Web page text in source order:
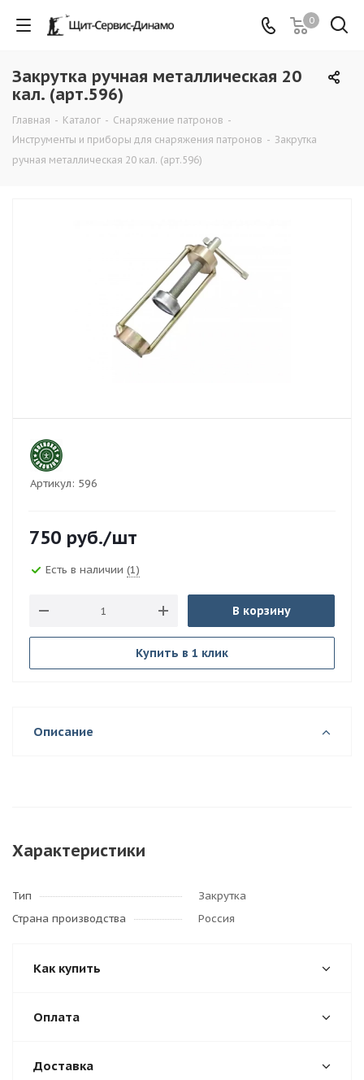
0
Закрутка ручная металлическая 20
кал. (арт.596)
Главная - Каталог - Снаряжение патронов -
Инструменты и приборы для снаряжения патронов - Закрутка
ручная металлическая 20 кал. (арт.596)
Артикул: 596
750 руб./шт
Есть в наличии (1)
В корзину
Купить в 1 клик
Описание
Характеристики
Тип
Закрутка
Страна производства
Россия
Как купить
Оплата
Доставка